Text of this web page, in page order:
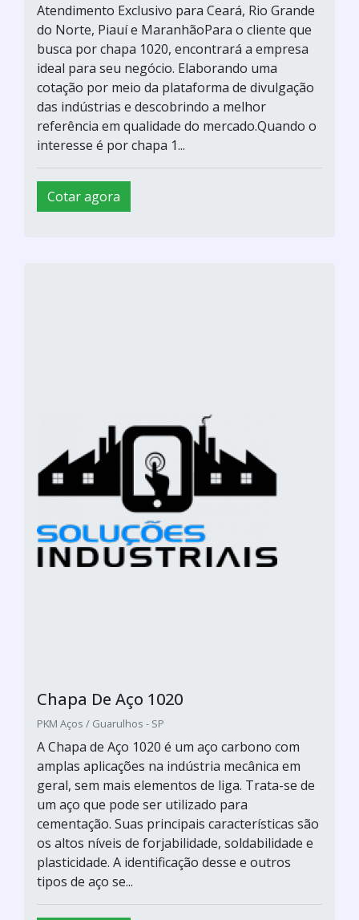
Atendimento Exclusivo para Ceará, Rio Grande
do Norte, Piauí e MaranhãoPara o cliente que
busca por chapa 1020, encontrará a empresa
ideal para seu negócio. Elaborando uma
cotação por meio da plataforma de divulgação
das indústrias e descobrindo a melhor
referência em qualidade do mercado.Quando o
interesse é por chapa 1...
Cotar agora
Chapa De Aço 1020
PKM Aços / Guarulhos - SP
A Chapa de Aço 1020 é um aço carbono com
amplas aplicações na indústria mecânica em
geral, sem mais elementos de liga. Trata-se de
um aço que pode ser utilizado para
cementação. Suas principais características são
os altos níveis de forjabilidade, soldabilidade e
plasticidade. A identificação desse e outros
tipos de aço se...